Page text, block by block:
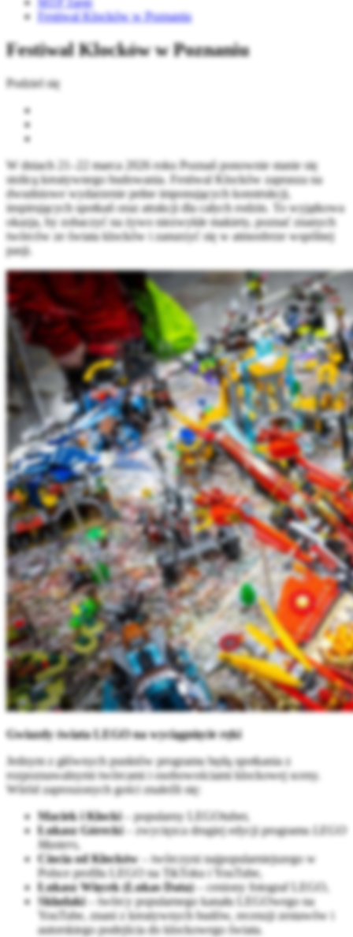
Festiwal Klocków w Poznaniu
Festiwal Klocków w Poznaniu
Podziel się
W dniach 21–22 marca 2026 roku Poznań ponownie stanie się
stolicą kreatywnego budowania. Festiwal Klocków zaprasza na
dwudniowe wydarzenie pełne imponujących konstrukcji,
inspirujących spotkań oraz atrakcji dla całych rodzin. To wyjątkowa
okazja, by zobaczyć na żywo niezwykłe makiety, poznać znanych
twórców ze świata klocków i zanurzyć się w atmosferze wspólnej
pasji.
Gwiazdy świata LEGO na wyciągnięcie ręki
Jednym z głównych punktów programu będą spotkania z
rozpoznawalnymi twórcami i osobowościami klockowej sceny.
Wśród zaproszonych gości znaleźli się:
Maciek i Klocki– popularny LEGOtuber,
Łukasz Górecki– zwycięzca drugiej edycji programuLEGO
Masters,
Ciocia od Klocków– twórczyni najpopularniejszego w
Polsce profilu LEGO na TikToku i YouTube,
Łukasz Więcek (Lukas Data)– ceniony fotograf LEGO,
Składaki– twórcy popularnego kanału LEGOwego na
YouTube, znani z kreatywnych budów, recenzji zestawów i
autorskiego podejścia do klockowego świata.